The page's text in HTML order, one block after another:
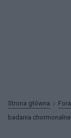
Strona główna Fora
badania chormonalne